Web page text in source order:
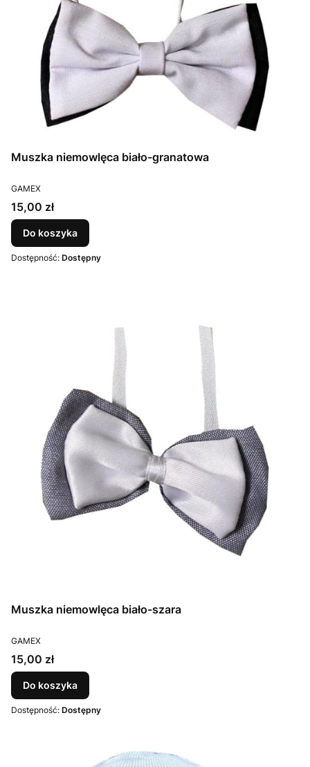
Muszka niemowlęca biało-granatowa
PRODUCENT
GAMEX
Cena
15,00 zł
Do koszyka
Dostępność: Dostępny
Muszka niemowlęca biało-szara
PRODUCENT
GAMEX
Cena
15,00 zł
Do koszyka
Dostępność: Dostępny